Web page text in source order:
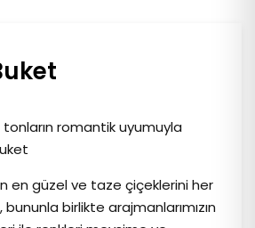
romantik uyumuyla
en güzel ve taze çiçeklerini her
birlikte arajmanlarımızın